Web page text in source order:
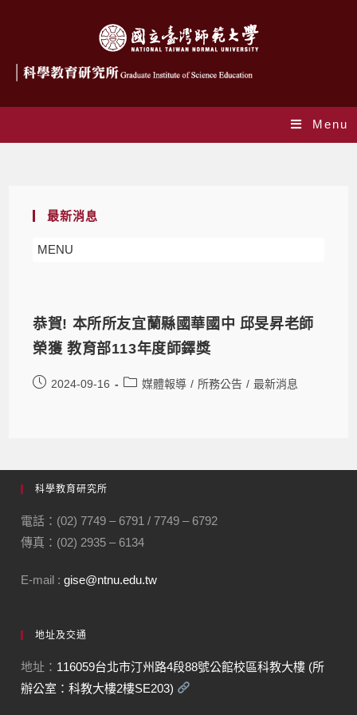
Menu
最新消息
MENU
恭賀! 本所所友宜蘭縣國華國中 邱旻昇老師
榮獲 教育部113年度師鐸獎
2024-09-16 媒體報導 / 所務公告 / 最新消息
科學教育研究所
電話：(02) 7749 – 6791 / 7749 – 6792
傳真：(02) 2935 – 6134
E-mail :gise@ntnu.edu.tw
地址及交通
地址： 116059台北市汀州路4段88號公館校區科教大樓 (所
辦公室：科教大樓2樓SE203)